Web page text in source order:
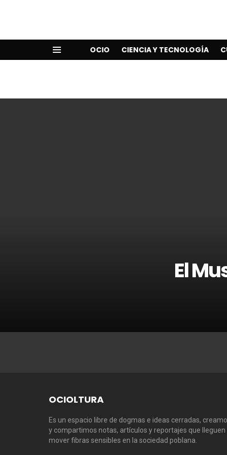
OCIO CIENCIA Y TECNOLOGÍA
El
OCIOLTURA
Es un espacio libre de dogmas e ideas cerradas,
y compartimos notas, artículos y reportajes que lleguen
mover fibras sensibles en la sociedad poblana.